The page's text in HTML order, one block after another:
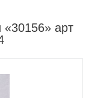
«30156» арт